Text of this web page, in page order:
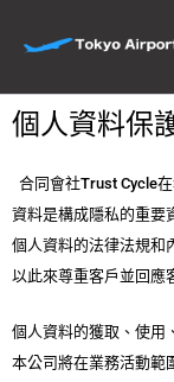
要
內個人資料保
合同會社Trust Cycle
資料是構成隱私的重要
個人資料的法律法規和
以此來尊重客戶並回應
個人資料的獲取、使用
本公司將在業務活動範